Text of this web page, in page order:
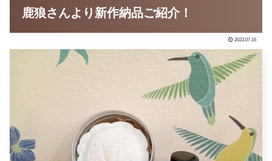
鹿狼さんより新作納品ご紹介！
2023.07.16